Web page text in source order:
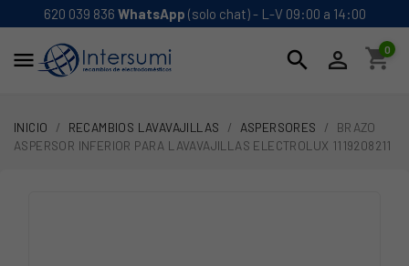
620 039 836 WhatsApp (solo chat) - L-V 09:00 a 14:00
 search  shopping_cart
0
INICIO RECAMBIOS LAVAVAJILLAS ASPERSORES
BRAZO
ASPERSOR INFERIOR PARA LAVAVAJILLAS ELECTROLUX 1119208211